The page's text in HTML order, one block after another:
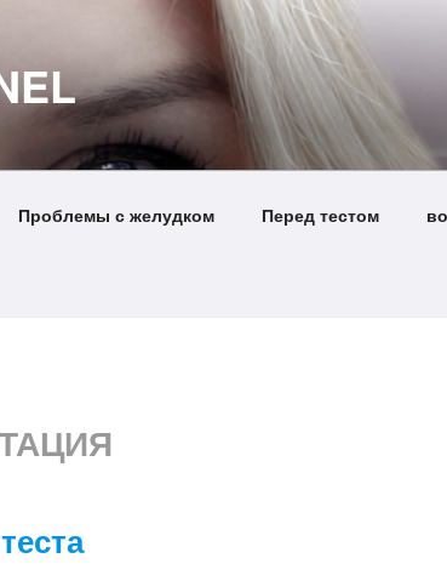
Проблемы с желудком Перед тестом